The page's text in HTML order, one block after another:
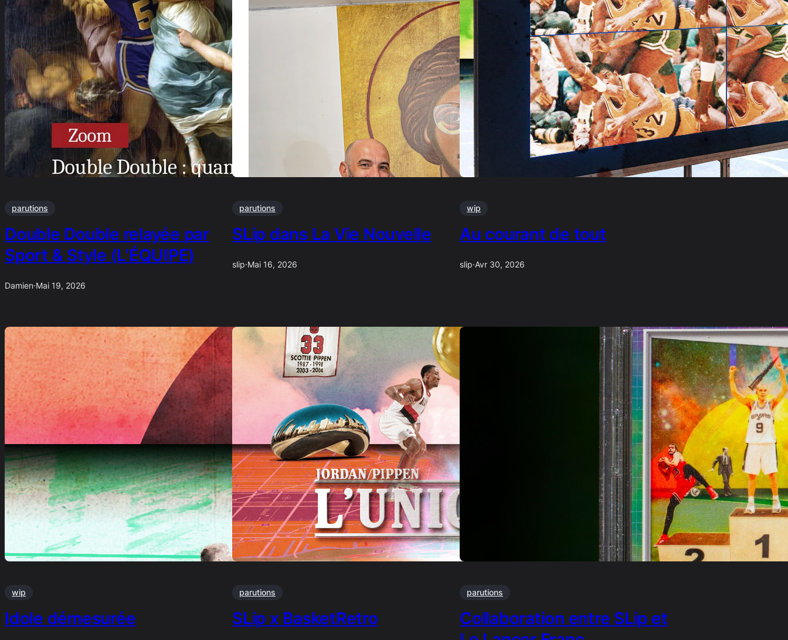
parutions
Double Double relayée par
Sport & Style (L’ÉQUIPE)
Damien·Mai 19, 2026
parutions
SLip dans La Vie Nouvelle
slip·Mai 16, 2026
wip
Au courant de tout
slip·Avr 30, 2026
wip
Idole démesurée
parutions
SLip x BasketRetro
parutions
Collaboration entre SLip et